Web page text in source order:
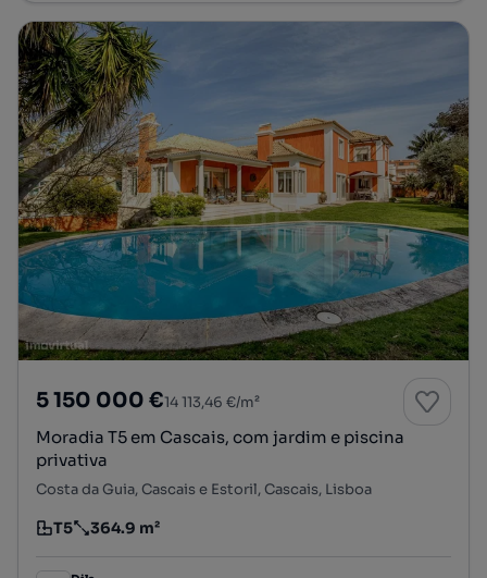
5 150 000 €14 113,46 €/m²
Moradia T5 em Cascais, com jardim e piscina
privativa
Costa da Guia, Cascais e Estoril, Cascais, Lisboa
Tipologia
T5
Preço por metro quadrado
364.9 m²